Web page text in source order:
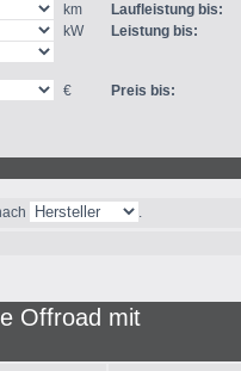
km
Laufleistung bis:
kW
Leistung bis:
€ Preis bis:
.
Offroad mit